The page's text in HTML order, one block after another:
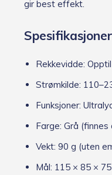
gir best effekt.
Spesifikasjoner
Rekkevidde:
Strømkilde:
Funksjoner:
Farge: Grå (finnes
Vekt: 90 g (uten
Mål: 115 × 85 ×